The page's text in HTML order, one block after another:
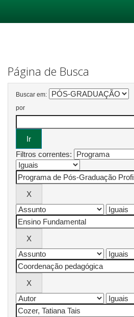
Página de Busca
Buscar em:
por
Filtros correntes: